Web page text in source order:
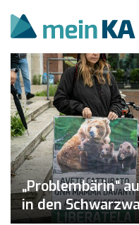
„Problembärin“
in den